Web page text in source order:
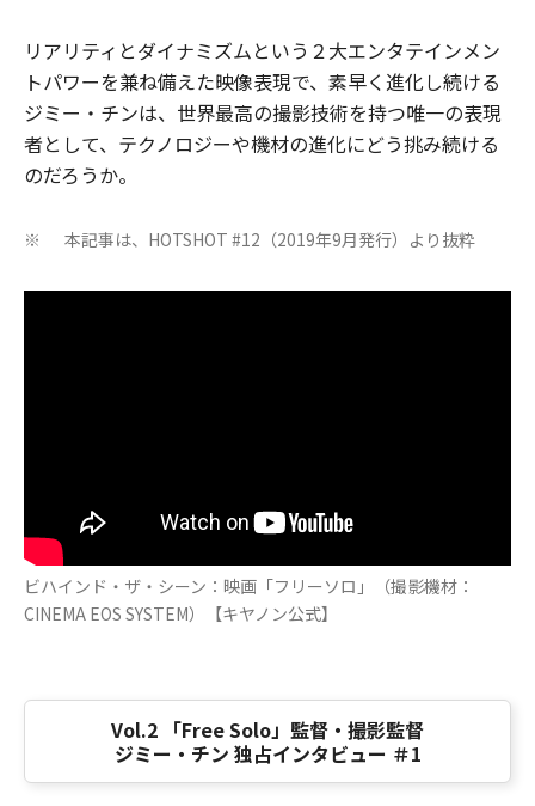
リアリティとダイナミズムという２大エンタテインメン
トパワーを兼ね備えた映像表現で、素早く進化し続ける
ジミー・チンは、世界最高の撮影技術を持つ唯一の表現
者として、テクノロジーや機材の進化にどう挑み続ける
のだろうか。
※ 本記事は、HOTSHOT #12（2019年9月発行）より抜粋
ビハインド・ザ・シーン：映画「フリーソロ」（撮影機材：
CINEMA EOS SYSTEM）【キヤノン公式】
Vol.2 「Free Solo」監督・撮影監督
ジミー・チン 独占インタビュー ＃1